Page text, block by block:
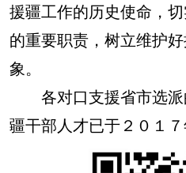
援疆工作的历史使命，
的重要职责，树立维护
象。
各对口支援省市选派
疆干部人才已于２０１７